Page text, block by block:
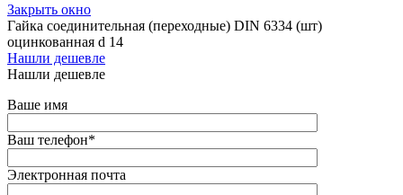
Закрыть окно
Гайка соединительная (переходные) DIN 6334 (шт)
оцинкованная d 14
Нашли дешевле
Нашли дешевле
Ваше имя
Ваш телефон*
Электронная почта